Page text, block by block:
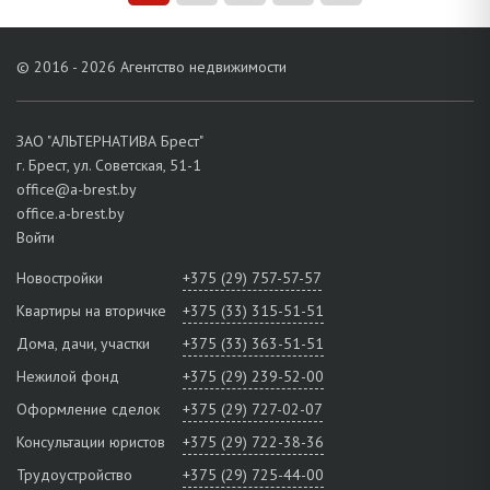
Звоните, чтобы согласовать просмотр!
© 2016 - 2026 Агентство недвижимости
ЗАО "АЛЬТЕРНАТИВА Брест"
г. Брест, ул. Советская, 51-1
office@a-brest.by
office.a-brest.by
Войти
Новостройки
+375 (29) 757-57-57
Квартиры на вторичке
+375 (33) 315-51-51
Дома, дачи, участки
+375 (33) 363-51-51
Нежилой фонд
+375 (29) 239-52-00
Оформление сделок
+375 (29) 727-02-07
Консультации юристов
+375 (29) 722-38-36
Трудоустройство
+375 (29) 725-44-00